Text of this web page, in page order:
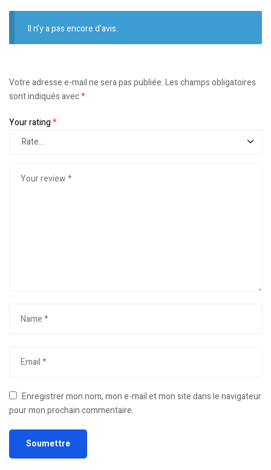
Il n’y a pas encore d’avis.
Votre adresse e-mail ne sera pas publiée.Les champs obligatoires
sont indiqués avec*
Your rating*
Enregistrer mon nom, mon e-mail et mon site dans le navigateur
pour mon prochain commentaire.